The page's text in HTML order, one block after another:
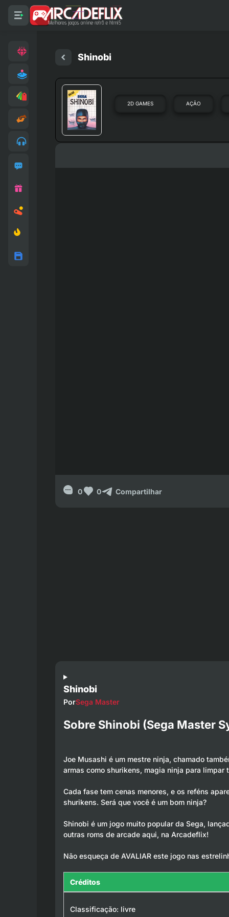
Shinobi
2D GAMES AÇÃO
0 0 Compartilhar
Shinobi
PorSega Master
Sobre Shinobi (Sega Master
Joe Musashi é um mestre ninja, chamado
armas como shurikens, magia ninja para
Cada fase tem cenas menores, e os reféns
shurikens. Será que você é um bom ninja?
Shinobi é um jogo muito popular da Sega,
outras roms de arcade aqui, na Arcadeflix!
Não esqueça de AVALIAR este jogo nas
Créditos
Classificação: livre